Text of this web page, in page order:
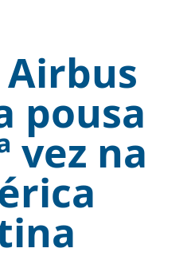
pousa
vez na